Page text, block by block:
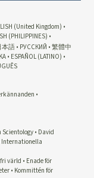
(United Kingdom)
(PHILIPPINES)
本語 РУССКИЙ
繁體中
ESPAÑOL (LATINO)
Scientology
David
Internationella
värld
Enade för
Kommittén för